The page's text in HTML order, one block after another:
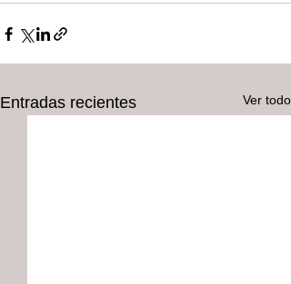
Entradas recientes Ver todo